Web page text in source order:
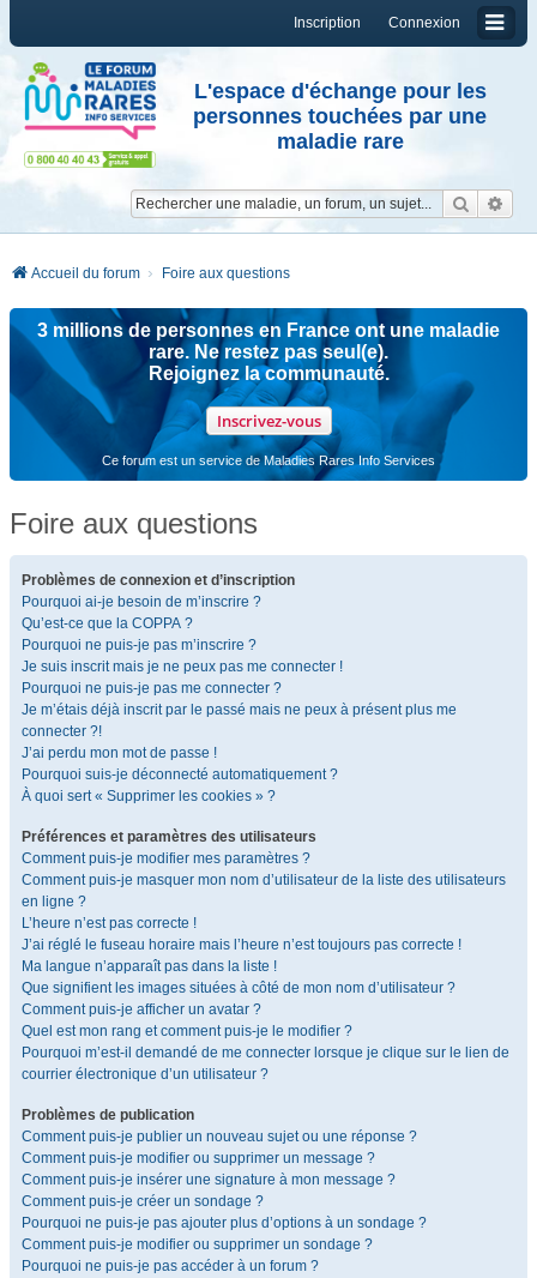
Connexion
Inscription
L'espace d'échange pour les
personnes touchées par une
maladie rare
Accueil du forum Foire aux questions
3 millions de personnes en France ont une maladie
rare. Ne restez pas seul(e).
Rejoignez la communauté.
Inscrivez-vous
Ce forum est un service de Maladies Rares Info Services
Foire aux questions
Problèmes de connexion et d’inscription
Pourquoi ai-je besoin de m’inscrire ?
Qu’est-ce que la COPPA ?
Pourquoi ne puis-je pas m’inscrire ?
Je suis inscrit mais je ne peux pas me connecter !
Pourquoi ne puis-je pas me connecter ?
Je m’étais déjà inscrit par le passé mais ne peux à présent plus me
connecter ?!
J’ai perdu mon mot de passe !
Pourquoi suis-je déconnecté automatiquement ?
À quoi sert « Supprimer les cookies » ?
Préférences et paramètres des utilisateurs
Comment puis-je modifier mes paramètres ?
Comment puis-je masquer mon nom d’utilisateur de la liste des utilisateurs
en ligne ?
L’heure n’est pas correcte !
J’ai réglé le fuseau horaire mais l’heure n’est toujours pas correcte !
Ma langue n’apparaît pas dans la liste !
Que signifient les images situées à côté de mon nom d’utilisateur ?
Comment puis-je afficher un avatar ?
Quel est mon rang et comment puis-je le modifier ?
Pourquoi m’est-il demandé de me connecter lorsque je clique sur le lien de
courrier électronique d’un utilisateur ?
Problèmes de publication
Comment puis-je publier un nouveau sujet ou une réponse ?
Comment puis-je modifier ou supprimer un message ?
Comment puis-je insérer une signature à mon message ?
Comment puis-je créer un sondage ?
Pourquoi ne puis-je pas ajouter plus d’options à un sondage ?
Comment puis-je modifier ou supprimer un sondage ?
Pourquoi ne puis-je pas accéder à un forum ?